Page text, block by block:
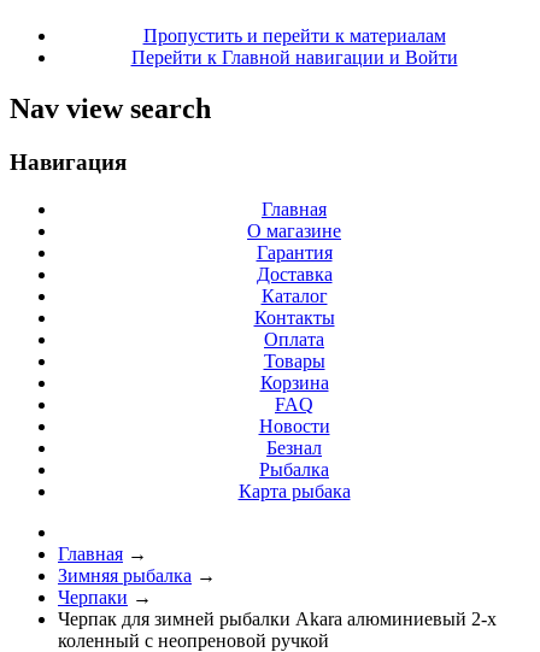
Пропустить и перейти к материалам
Перейти к Главной навигации и Войти
Nav view search
Навигация
Главная
О магазине
Гарантия
Доставка
Каталог
Контакты
Оплата
Товары
Корзина
FAQ
Новости
Безнал
Рыбалка
Карта рыбака
Главная →
Зимняя рыбалка →
Черпаки →
Черпак для зимней рыбалки Akara алюминиевый 2-х
коленный с неопреновой ручкой